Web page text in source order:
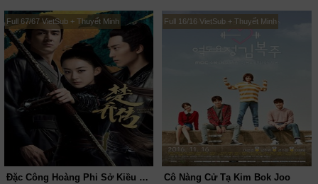
Full 67/67 VietSub + Thuyết Minh
Đặc Công Hoàng Phi Sở Kiều Truyện
Full 16/16 VietSub + Thuyết Minh
Cô Nàng Cử Tạ Kim Bok Joo